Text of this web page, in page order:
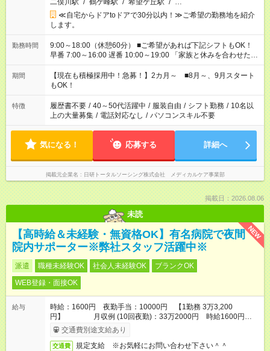
二俣川駅 / 鶴ケ峰駅 / 希望ケ丘駅 / …
≪自宅からドアtoドアで30分以内！≫ご希望の勤務地を紹介
します。
勤務時間
9:00～18:00（休憩60分） ■ご希望があれば下記シフトもOK！
早番 7:00～16:00 遅番 10:00～19:00 「家族と休みを合わせた
い」 「余裕を持って夕飯の準備がしたい」 「できれば残業はし
たくない」 など、ご希望を教えてくださいね。 ※Wワーク希望
の方へ 今ご覧のお仕事で希望する勤務時間と、もう1つのお仕事
の勤務時間。 合計で週40時間を超える場合は応募できません。
期間
【現在も積極採用中！急募！】2カ月～ ■8月～、9月スタート
もOK！
特徴 履歴書不要 / 40～50代活躍中 / 服装自由 / シフト勤務 / 10名以
上の大量募集 / 電話対応なし / パソコンスキル不要
気になる！ 応募する 詳細へ
掲載元企業名 日研トータルソーシング株式会社 メディカルケア事業部
掲載日：2026.08.06
未読
NEW
【高時給＆未経験・無資格OK】有名病院で夜間
院内サポーター※弊社スタッフ活躍中※
派遣 職種未経験OK 社会人未経験OK
ブランクOK
WEB登録・面接OK
給与
時給：1600円 夜勤手当：10000円 【1勤務 3万3,200
円】 月収例 (10回夜勤)：33万2000円 時給1600円
×14.5時間＋夜勤手当10000円×夜勤10回】
交通費別途支給あり
交通費 規定支給 ※お気軽にお問い合わせ下さい＾＾